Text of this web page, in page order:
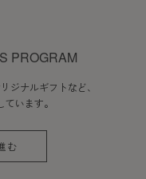
PROGRAM
ジナルギフトなど、
います。
む